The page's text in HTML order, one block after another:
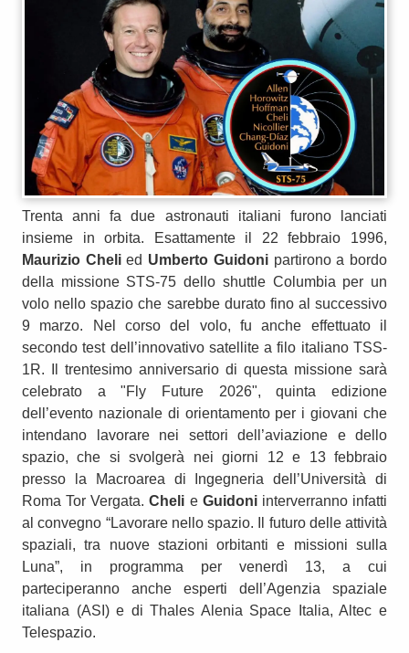
Trenta anni fa due astronauti italiani furono lanciati
insieme in orbita. Esattamente il 22 febbraio 1996,
Maurizio Chelied Umberto Guidonipartirono a bordo
della missione STS-75 dello shuttle Columbia per un
volo nello spazio che sarebbe durato fino al successivo
9 marzo. Nel corso del volo, fu anche effettuato il
secondo test dell’innovativo satellite a filo italiano TSS-
1R. Il trentesimo anniversario di questa missione sarà
celebrato a "Fly Future 2026", quinta edizione
dell’evento nazionale di orientamento per i giovani che
intendano lavorare nei settori dell’aviazione e dello
spazio, che si svolgerà nei giorni 12 e 13 febbraio
presso la Macroarea di Ingegneria dell’Università di
Roma Tor Vergata.Cheli eGuidoniinterverranno infatti
al convegno “Lavorare nello spazio. Il futuro delle attività
spaziali, tra nuove stazioni orbitanti e missioni sulla
Luna”, in programma per venerdì 13, a cui
parteciperanno anche esperti dell’Agenzia spaziale
italiana (ASI) e di Thales Alenia Space Italia, Altec e
Telespazio.